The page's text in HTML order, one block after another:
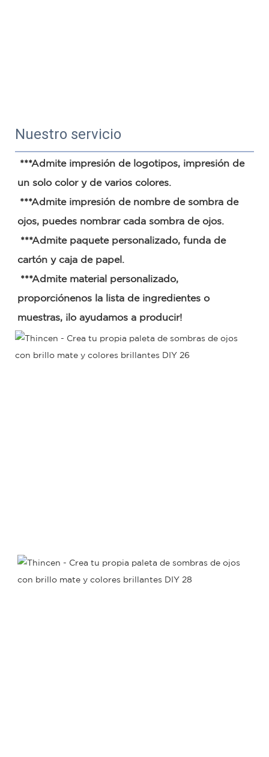
Nuestro servicio
***Admite impresión de logotipos, impresión de
un solo color y de varios colores.
***Admite impresión de nombre de sombra de
ojos, puedes nombrar cada sombra de ojos.
cartón y caja de papel.
proporciónenos la lista de ingredientes o
muestras, ¡lo ayudamos a producir!